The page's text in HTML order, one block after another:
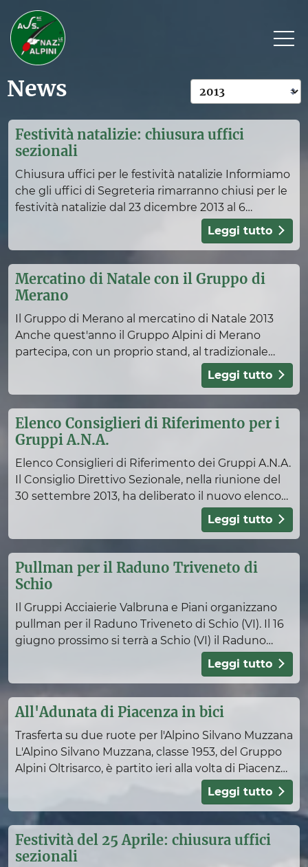
Organi della sezione
Assemblea delegati anni precedenti
Numeri
Preghiera dell’Alpino
Storia della Preghiera
Coordinamento giovani
La nostra storia
Vessillo
Presidenti
Gruppi ANA
Elenco dei gruppi
Cerimonia Passo Monte Croce Comelico
Protezione civile
Attività dell'Unità
Organigramma
Segreteria
Modulistica
Link utili
Coro ANA Piani di Bolzano
Coro Alpini di Merano
Adunate nazionali
Decalogo dell'Adunata
Attività sportive
News
Festività natalizie: chiusura uffici
sezionali
Chiusura uffici per le festività natalizie Informiamo
che gli uffici di Segreteria rimarranno chiusi per le
festività natalizie dal 23 dicembre 2013 al 6
gennaio 2014. Da parte del Presidente Se
Leggi tutto
Mercatino di Natale con il Gruppo di
Merano
Il Gruppo di Merano al mercatino di Natale 2013
Anche quest'anno il Gruppo Alpini di Merano
partecipa, con un proprio stand, al tradizionale
mercatino di Natale della città del Passirio. Presso
Leggi tutto
Elenco Consiglieri di Riferimento per i
Gruppi A.N.A.
Elenco Consiglieri di Riferimento dei Gruppi A.N.A.
Il Consiglio Direttivo Sezionale, nella riunione del
30 settembre 2013, ha deliberato il nuovo elenco
dei Consiglieri di Riferimento si Gruppi A.N.A
Leggi tutto
Pullman per il Raduno Triveneto di
Schio
Il Gruppi Acciaierie Valbruna e Piani organizzano
pullman per il Raduno Triveneto di Schio (VI). Il 16
giugno prossimo si terrà a Schio (VI) il Raduno
Triveneto degli Alpini. Per l'occasione alcuni g
Leggi tutto
All'Adunata di Piacenza in bici
Trasferta su due ruote per l'Alpino Silvano Muzzana
L'Alpino Silvano Muzzana, classe 1953, del Gruppo
Alpini Oltrisarco, è partito ieri alla volta di Piacenza
per partecipare all'86a Adunata Nazional
Leggi tutto
Festività del 25 Aprile: chiusura uffici
sezionali